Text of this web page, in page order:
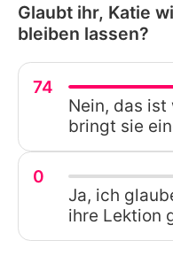
Glaubt ihr, Katie
bleiben lassen?
74
Nein, das ist
bringt sie
0
Ja, ich
ihre Lektion